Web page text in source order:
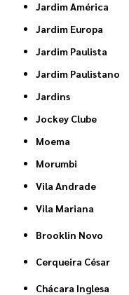
Jardim América
Jardim Europa
Jardim Paulista
Jardim Paulistano
Jardins
Jockey Clube
Moema
Morumbi
Vila Andrade
Vila Mariana
Brooklin Novo
Cerqueira César
Chácara Inglesa